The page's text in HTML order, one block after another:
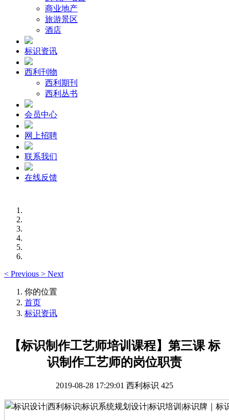
商业地产
旅游景区
酒店
标识资讯
西利刊物
西利期刊
西利丛书
会员中心
网上招聘
联系我们
在线反馈
< Previous > Next
你的位置
首页
标识资讯
【标识制作工艺师培训课程】第三课 标
识制作工艺师的岗位职责
2019-08-28 17:29:01 西利标识 425